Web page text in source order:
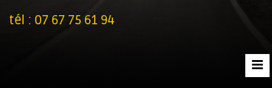
tél : 07 67 75 61 94